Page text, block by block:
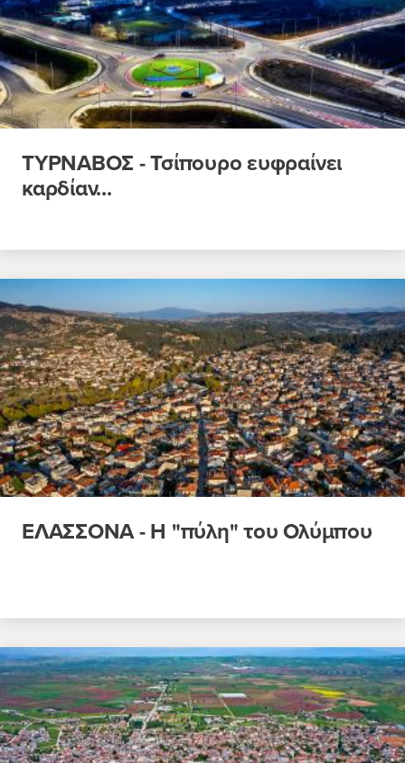
ΤΥΡΝΑΒΟΣ - Τσίπουρο ευφραίνει
καρδίαν...
ΕΛΑΣΣΟΝΑ - Η "πύλη" του Ολύμπου